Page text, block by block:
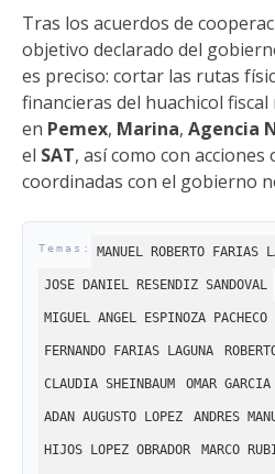
Tras los acuerdos de
objetivo declarado del
es preciso: cortar las rutas
financieras del huachicol
en Pemex, Marina, Agencia
el SAT, así como con
coordinadas con el gobierno
MANUEL ROBERTO FARIAS
JOSE DANIEL RESENDIZ SANDOVAL
MIGUEL ANGEL ESPINOZA PACHECO
FERNANDO FARIAS LAGUNA
CLAUDIA SHEINBAUM OMAR GARCIA
ADAN AUGUSTO LOPEZ ANDRES
HIJOS LOPEZ OBRADOR MARCO